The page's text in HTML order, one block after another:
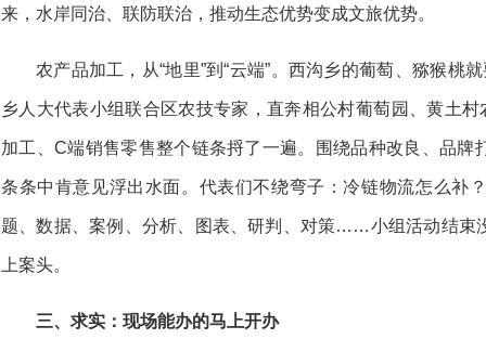
来，水岸同治、联防联治，推动生态优势变成文旅优势。
农产品加工，从“地里”到“云端”。西沟乡的葡萄、猕猴桃
乡人大代表小组联合区农技专家，直奔相公村葡萄园、黄土
加工、C端销售零售整个链条捋了一遍。围绕品种改良、品牌
条条中肯意见浮出水面。代表们不绕弯子：冷链物流怎么补
题、数据、案例、分析、图表、研判、对策……小组活动结束
上案头。
三、求实：现场能办的马上开办